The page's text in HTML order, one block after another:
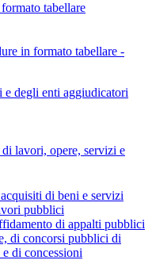
tabellare
in formato tabellare -
degli enti aggiudicatori
lavori, opere, servizi e
di beni e servizi
pubblici
di appalti pubblici
di concorsi pubblici di
di concessioni